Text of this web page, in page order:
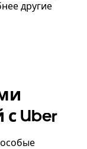
другие
Uber